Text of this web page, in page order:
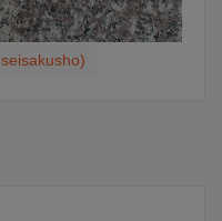
seisakusho)